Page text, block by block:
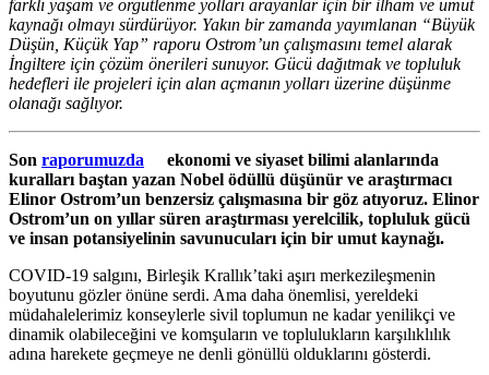
farklı yaşam ve örgütlenme yolları arayanlar için bir ilham ve umut
kaynağı olmayı sürdürüyor. Yakın bir zamanda yayımlanan “Büyük
Düşün, Küçük Yap” raporu Ostrom’un çalışmasını temel alarak
İngiltere için çözüm önerileri sunuyor. Gücü dağıtmak ve topluluk
hedefleri ile projeleri için alan açmanın yolları üzerine düşünme
olanağı sağlıyor.
Son raporumuzda
ekonomi ve siyaset bilimi alanlarında
kuralları baştan yazan Nobel ödüllü düşünür ve araştırmacı
Elinor Ostrom’un benzersiz çalışmasına bir göz atıyoruz. Elinor
Ostrom’un on yıllar süren araştırması yerelcilik, topluluk gücü
ve insan potansiyelinin savunucuları için bir umut kaynağı.
COVID-19 salgını, Birleşik Krallık’taki aşırı merkezileşmenin
boyutunu gözler önüne serdi. Ama daha önemlisi, yereldeki
müdahalelerimiz konseylerle sivil toplumun ne kadar yenilikçi ve
dinamik olabileceğini ve komşuların ve toplulukların karşılıklılık
adına harekete geçmeye ne denli gönüllü olduklarını gösterdi.